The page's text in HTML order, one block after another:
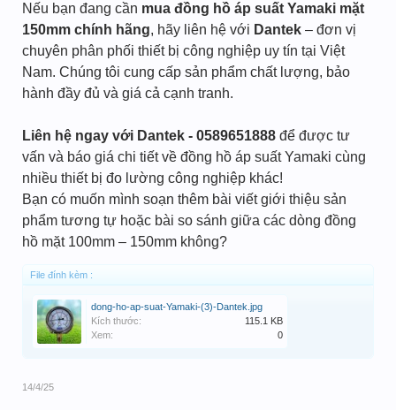
Nếu bạn đang cần mua đồng hồ áp suất Yamaki mặt
150mm chính hãng, hãy liên hệ với Dantek – đơn vị
chuyên phân phối thiết bị công nghiệp uy tín tại Việt
Nam. Chúng tôi cung cấp sản phẩm chất lượng, bảo
hành đầy đủ và giá cả cạnh tranh.
Liên hệ ngay với Dantek - 0589651888 để được tư
vấn và báo giá chi tiết về đồng hồ áp suất Yamaki cùng
nhiều thiết bị đo lường công nghiệp khác!
Bạn có muốn mình soạn thêm bài viết giới thiệu sản
phẩm tương tự hoặc bài so sánh giữa các dòng đồng
hồ mặt 100mm – 150mm không?
File đính kèm :
dong-ho-ap-suat-Yamaki-(3)-Dantek.jpg
Kích thước:
115.1 KB
Xem:
0
14/4/25